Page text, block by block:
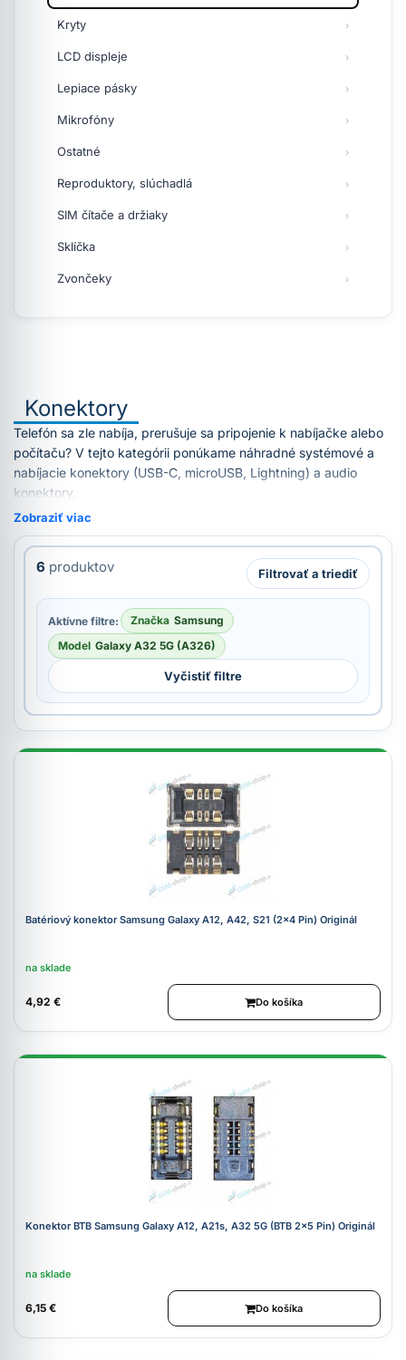
Kryty
LCD displeje
Lepiace pásky
Mikrofóny
Ostatné
Reproduktory, slúchadlá
SIM čítače a držiaky
Sklíčka
Zvončeky
Konektory
Telefón sa zle nabíja, prerušuje sa pripojenie k nabíjačke alebo
počítaču? V tejto kategórii ponúkame náhradné systémové a
nabíjacie konektory (USB-C, microUSB, Lightning) a audio
konektory.
Zobraziť viac
6 produktov Filtrovať a triediť
Aktívne filtre: Značka Samsung
Model Galaxy A32 5G (A326)
Vyčistiť filtre
Batériový konektor Samsung Galaxy A12, A42, S21 (2x4 Pin) Originál
na sklade
4,92 € Do košíka
Konektor BTB Samsung Galaxy A12, A21s, A32 5G (BTB 2x5 Pin) Originál
na sklade
6,15 € Do košíka